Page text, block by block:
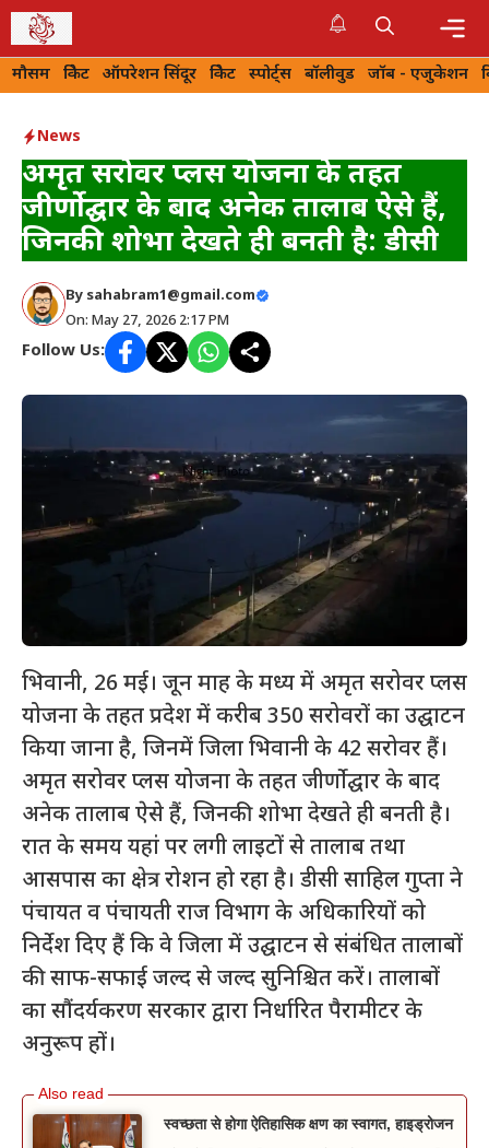
Skip
to
content
मौसम क्रिकेट ऑपरेशन सिंदूर क्रिकेट स्पोर्ट्स बॉलीवुड जॉब - एजुकेशन
News
अमृत सरोवर प्लस योजना के तहत
जीर्णोद्घार के बाद अनेक तालाब ऐसे हैं,
जिनकी शोभा देखते ही बनती है: डीसी
By sahabram1@gmail.com
On: May 27, 2026 2:17 PM
Follow Us:
भिवानी, 26 मई। जून माह के मध्य में अमृत सरोवर प्लस
योजना के तहत प्रदेश में करीब 350 सरोवरों का उद्घाटन
किया जाना है, जिनमें जिला भिवानी के 42 सरोवर हैं।
अमृत सरोवर प्लस योजना के तहत जीर्णोद्घार के बाद
अनेक तालाब ऐसे हैं, जिनकी शोभा देखते ही बनती है।
रात के समय यहां पर लगी लाइटों से तालाब तथा
आसपास का क्षेत्र रोशन हो रहा है। डीसी साहिल गुप्ता ने
पंचायत व पंचायती राज विभाग के अधिकारियों को
निर्देश दिए हैं कि वे जिला में उद्घाटन से संबंधित तालाबों
की साफ-सफाई जल्द से जल्द सुनिश्चित करें। तालाबों
का सौंदर्यकरण सरकार द्वारा निर्धारित पैरामीटर के
अनुरूप हों।
स्वच्छता से होगा ऐतिहासिक क्षण का स्वागत, हाइड्रोजन